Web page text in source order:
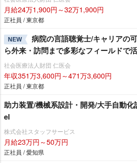
月給24万1,900円～32万1,900円
正社員 / 東京都
NEW
病院の言語聴覚士/キャリアの
ら外来・訪問まで多彩なフィールドで
社会医療法人財団 仁医会
年収351万3,600円～471万3,600円
正社員 / 東京都
助力装置/機械系設計・開発/大手自動
el
株式会社スタッフサービス
月給23万円～50万円
正社員 / 愛知県